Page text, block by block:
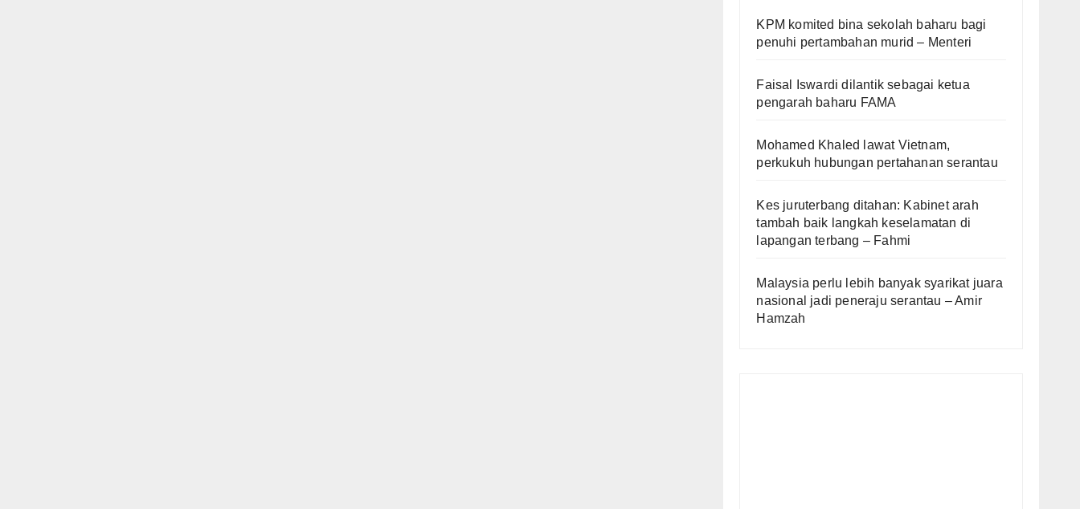
KPM komited bina sekolah baharu bagi
penuhi pertambahan murid – Menteri
Faisal Iswardi dilantik sebagai ketua
pengarah baharu FAMA
Mohamed Khaled lawat Vietnam,
perkukuh hubungan pertahanan serantau
Kes juruterbang ditahan: Kabinet arah
tambah baik langkah keselamatan di
lapangan terbang – Fahmi
Malaysia perlu lebih banyak syarikat juara
nasional jadi peneraju serantau – Amir
Hamzah